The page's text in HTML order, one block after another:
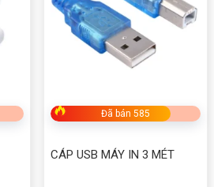
Đã bán 585
CÁP USB MÁY IN 3 MÉT